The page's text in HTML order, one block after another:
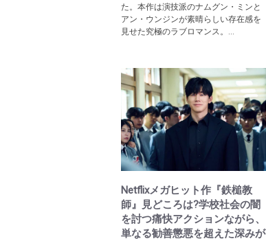
た。本作は演技派のナムグン・ミンと
アン・ウンジンが素晴らしい存在感を
見せた究極のラブロマンス。...
Netflixメガヒット作『鉄槌教
師』見どころは?学校社会の闇
を討つ痛快アクションながら、
単なる勧善懲悪を超えた深みが